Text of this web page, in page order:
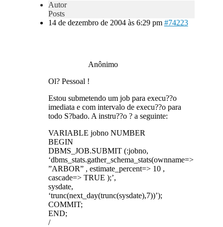
Autor
Posts
14 de dezembro de 2004 às 6:29 pm #74223
Anônimo
Ol? Pessoal !
Estou submetendo um job para execu??o
imediata e com intervalo de execu??o para
todo S?bado. A instru??o ? a seguinte:
VARIABLE jobno NUMBER
BEGIN
DBMS_JOB.SUBMIT (:jobno,
‘dbms_stats.gather_schema_stats(ownname=>
”ARBOR” , estimate_percent=> 10 ,
cascade=> TRUE );’,
sysdate,
‘trunc(next_day(trunc(sysdate),7))’);
COMMIT;
END;
/